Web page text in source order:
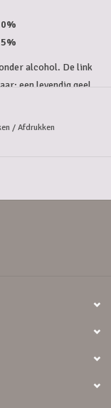
alcohol. De link
een levendig geel
verfrissend
/ Afdrukken